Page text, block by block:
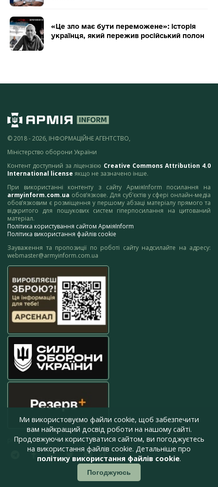
«Це зло має бути переможене»: історія
українця, який пережив російський полон
© 2018 - 2026, ІНФОРМАЦІЙНЕ АГЕНТСТВО,
Міністерство оборони України
Контент доступний за ліцензією Creative Commons Attribution 4.0
International license якщо не зазначено інше.
При використанні контенту з сайту АрміяInform посилання на
armyinform.com.ua обов’язкове. Для суб’єктів у сфері онлайн-медіа
обов’язковим є розміщення у першому абзаці матеріалу прямого та
відкритого для пошукових систем гіперпосилання на цитований
матеріал.
Політика користування сайтом АрміяInform
Політика використання файлів cookie
Зауваження та пропозиції по роботі сайту надсилайте на адресу:
webmaster@armyinform.com.ua
press@armyinform.com.ua
Ми використовуємо файли cookie, щоб забезпечити
вам найкращий досвід роботи на нашому сайті.
Продовжуючи користуватися сайтом, ви погоджуєтесь
на використання файлів cookie. Детальніше про
політику використання файлів cookie.
Погоджуюсь